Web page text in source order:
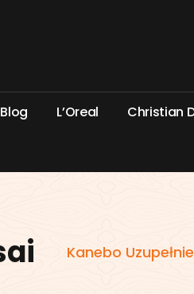
Blog L’Oreal Christian
Kanebo